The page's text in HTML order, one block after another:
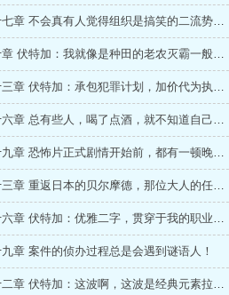
第三十七章 不会真有人觉得组织是搞笑的二流势力吧？不会吧？（求追读！）
第四十章 伏特加：我就像是种田的老农灭霸一般，过着平静的生活（求追读！）
第四十三章 伏特加：承包犯罪计划，加价代为执行，金牌杀手值得信赖！
第四十六章 总有些人，喝了点酒，就不知道自己姓啥了伏特加锐评！
第四十九章 恐怖片正式剧情开始前，都有一顿晚宴，对吧？（二更求追读！）
第五十三章 重返日本的贝尔摩德，那位大人的任务！伏特加旅行日志其二！
第五十六章 伏特加：优雅二字，贯穿于我的职业生涯！（求追读！）
章 案件的侦办过程总是会遇到谜语人！
第六十二章 伏特加：这波啊，这波是经典元素拉满！（求追读！）